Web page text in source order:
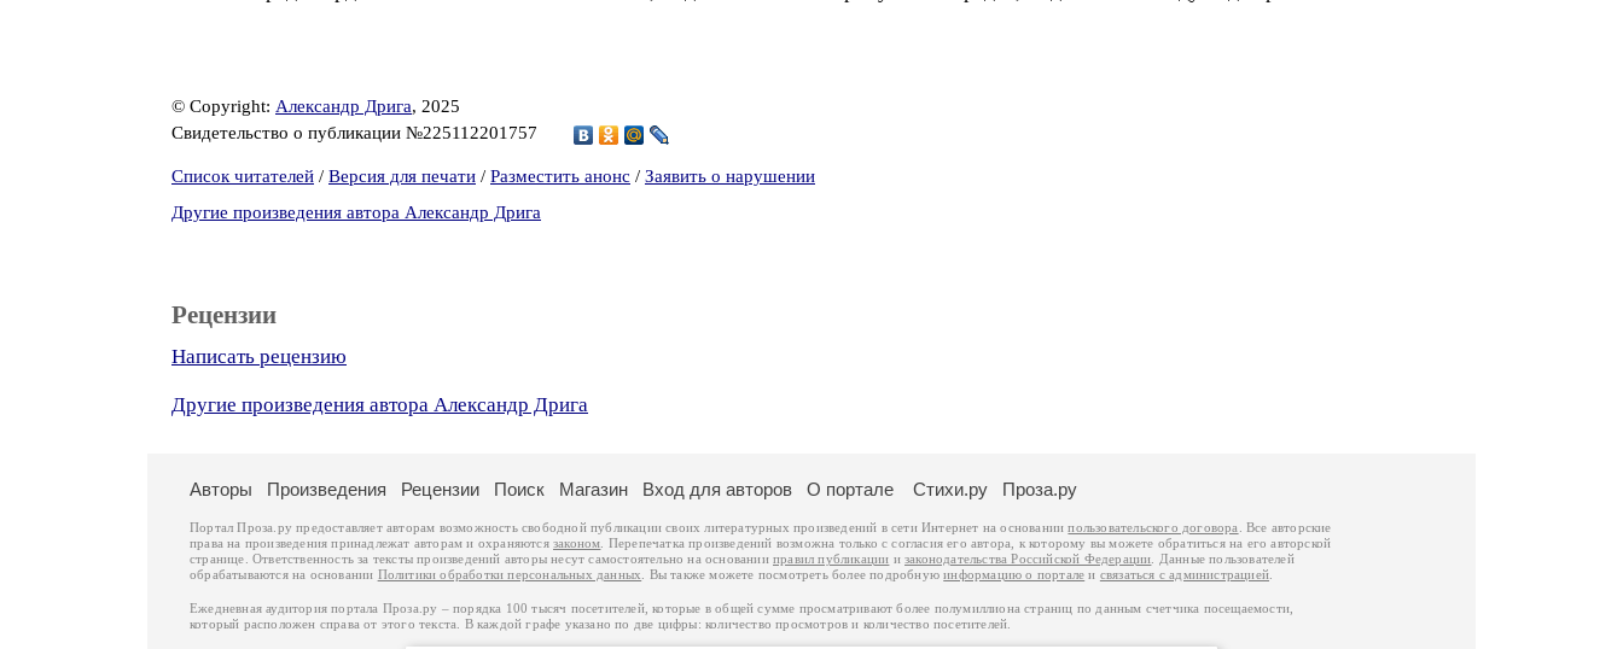
© Copyright: Александр Дрига, 2025
Свидетельство о публикации №225112201757
Список читателей / Версия для печати / Разместить анонс / Заявить о нарушении
Другие произведения автора Александр Дрига
Рецензии
Написать рецензию
Другие произведения автора Александр Дрига
Авторы Произведения Рецензии Поиск Магазин Вход для авторов О портале Стихи.ру Проза.ру
Портал Проза.ру предоставляет авторам возможность свободной публикации своих литературных произведений в сети Интернет на основаниипользовательского договора
. Все авторские
права на произведения принадлежат авторам и охраняются законом . Перепечатка произведений возможна только с согласия его автора, к которому вы можете обратиться на его авторской
странице. Ответственность за тексты произведений авторы несут самостоятельно на основанииправил публикации изаконодательства Российской Федерации . Данные пользователей
обрабатываются на основании Политики обработки персональных данных . Вы также можете посмотреть более подробнуюинформацию о портале и связаться с администрацией
Ежедневная аудитория портала Проза.ру – порядка 100 тысяч посетителей, которые в общей сумме просматривают более полумиллиона страниц по данным счетчика посещаемости,
который расположен справа от этого текста. В каждой графе указано по две цифры: количество просмотров и количество посетителей.